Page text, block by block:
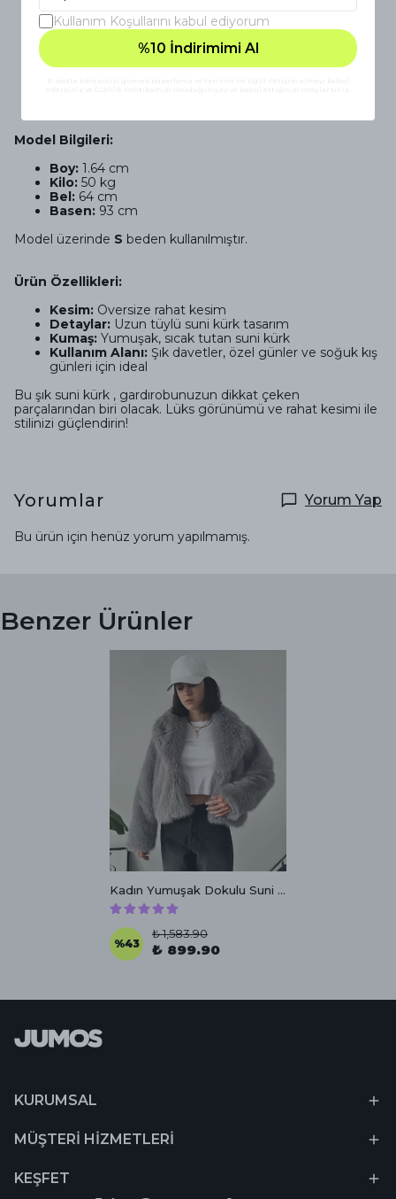
Ürün Açıklaması Kullanım Talimatı ve Bakım Bilgileri
Ödeme Seçenekleri
Model Bilgileri:
Boy: 1.64 cm
Kilo: 50 kg
Bel: 64 cm
Basen: 93 cm
Model üzerinde S beden kullanılmıştır.
Ürün Özellikleri:
Kesim: Oversize rahat kesim
Detaylar: Uzun tüylü suni kürk tasarım
Kumaş: Yumuşak, sıcak tutan suni kürk
Kullanım Alanı: Şık davetler, özel günler ve soğuk kış
günleri için ideal
Bu şık suni kürk , gardırobunuzun dikkat çeken
parçalarından biri olacak. Lüks görünümü ve rahat kesimi ile
stilinizi güçlendirin!
Yorumlar Yorum Yap
Bu ürün için henüz yorum yapılmamış.
Benzer Ürünler
Kadın Yumuşak Dokulu Suni Kürk
%43
₺ 1,583.90
₺ 899.90
KURUMSAL
MÜŞTERİ HİZMETLERİ
KEŞFET
Kullanım Koşullarını kabul ediyorum
%10 İndirimimi Al
E-posta adresinizi girerek pazarlama ve tanıtım ile ilgili iletişim almayı kabul
edersiniz ve Gizlilik Politikamızı okuduğunuzu ve kabul ettiğinizi onaylarsınız.